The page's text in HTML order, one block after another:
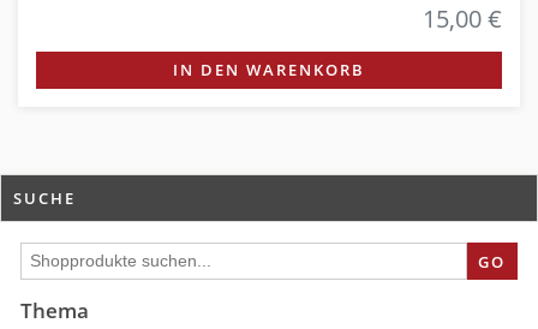
15,00 €
IN DEN WARENKORB
SUCHE
GO
Thema